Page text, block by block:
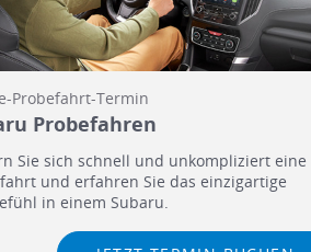
Probefahrt-Termin
Probefahren
Sie sich schnell und unkompliziert eine
und erfahren Sie das einzigartige
in einem Subaru.